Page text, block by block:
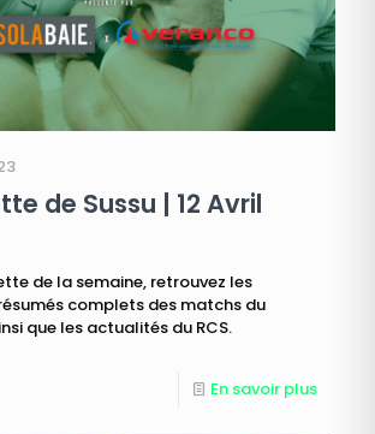
de Sussu | 12 Avril
de la semaine, retrouvez les
complets des matchs du
que les actualités du RCS.
En savoir plus